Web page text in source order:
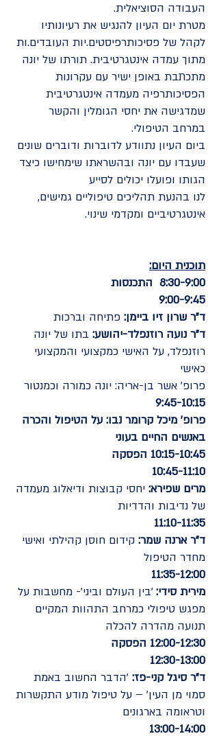
העבודה הסוציאלית.
מטרת יום העיון להנגיש את רעיונותיו
לקהל של פסיכותרפיסטים.יות העובדים.ות
מתוך עמדה אינטגרטיבית. תורתו של יונה
מתכתבת באופן ישיר עם עקרונות
הפסיכותרפיה מעמדה אינטגרטיבית
שמדגישה את יחסי הגומלין והקשר
במרחב הטיפולי.
ביום העיון נתוודע לדוברות ודוברים שונים
שעבדו עם יונה ובהשראתו שימחישו כיצד
הגותו ופועלו יכולים לסייע
לנו בהנעת תהליכים טיפוליים גמישים,
אינטגרטיביים ומקדמי שינוי.
תוכנית היום:
8:30-9:00 התכנסות
9:00-9:45
ד"ר שרון זיו ביימן: פתיחה וברכות
ד"ר נועה רוזנפלד-יהושע: בתו של יונה
רוזנפלד, על האישי כמקצועי והמקצועי
כאישי
פרופ' אשר בן-אריה: יונה כמורה וכמנטור
9:45-10:15
פרופ' מיכל קרומר נבו: על הטיפול והכרה
באנשים החיים בעוני
10:15-10:45 הפסקה
10:45-11:10
מרים שפירא: יחסי קבוצות ודיאלוג מעמדה
של נדיבות והדדיות
11:10-11:35
ד"ר ארנה שמר: קידום חוסן קהילתי ואישי
מחדר הטיפול
11:35-12:00
מירית סידי: 'בין העולם וביני'- מחשבות על
מפגש טיפולי כמרחב התהוות המקיים
תנועה מהדרה להכלה
12:00-12:30 הפסקה
12:30-13:00
ד"ר סיגל קני-פז: 'הדבר החשוב באמת
סמוי מן העין' – על טיפול מודע התקשרות
וטראומה בארגונים
13:00-14:00